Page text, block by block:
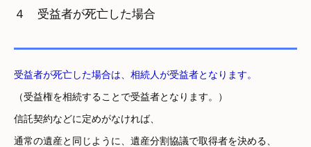
４ 受益者が死亡した場合
受益者が死亡した場合は、相続人が受益者となります。
（受益権を相続することで受益者となります。）
信託契約などに定めがなければ、
通常の遺産と同じように、遺産分割協議で取得者を決める、